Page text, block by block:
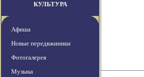
КУЛЬТУРА
Афиша
Новые передвжиники
Фотогалерея
Музыка